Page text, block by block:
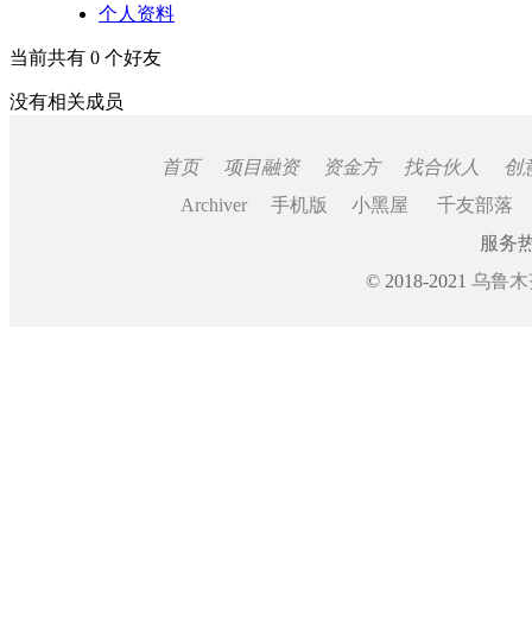
个人资料
当前共有 0 个好友
没有相关成员
首页 项目融资 资金方 找合伙人
创
Archiver
手机版 小黑屋
千友部落
服务
© 2018-2021 乌鲁